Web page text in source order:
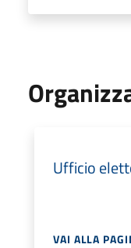
Ufficio
VAI ALLA